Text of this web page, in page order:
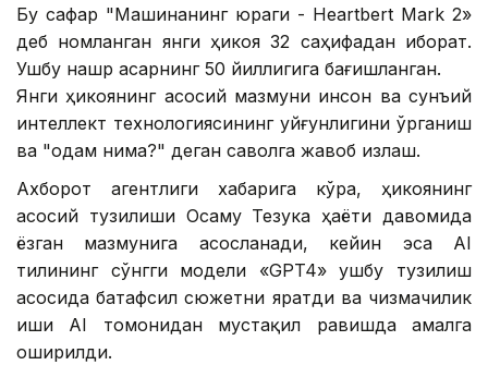
Бу сафар "Машинанинг юраги - Heartbert Mark 2»
деб номланган янги ҳикоя 32 саҳифадан иборат.
Ушбу нашр асарнинг 50 йиллигига бағишланган.
Янги ҳикоянинг асосий мазмуни инсон ва сунъий
интеллект технологиясининг уйғунлигини ўрганиш
ва "одам нима?" деган саволга жавоб излаш.
Ахборот агентлиги хабарига кўра, ҳикоянинг
асосий тузилиши Осаму Тезука ҳаёти давомида
ёзган мазмунига асосланади, кейин эса AI
тилининг сўнгги модели «GPT4» ушбу тузилиш
асосида батафсил сюжетни яратди ва чизмачилик
иши AI томонидан мустақил равишда амалга
оширилди.